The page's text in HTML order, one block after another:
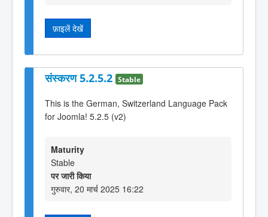
फ़ाइलें देखें
संस्करण 5.2.5.2 Stable
This is the German, Switzerland Language Pack
for Joomla! 5.2.5 (v2)
Maturity
Stable
पर जारी किया
गुरुवार, 20 मार्च 2025 16:22